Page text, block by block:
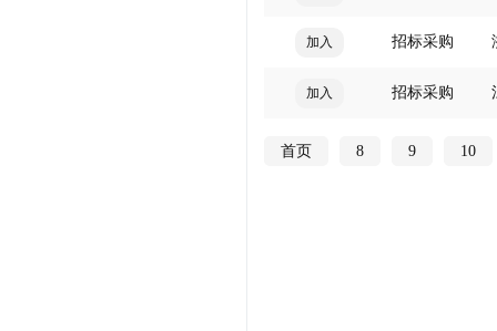
加入 招标采购
加入 招标采购
首页 8 9 10